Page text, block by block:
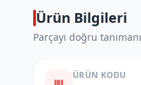
Ürün Bilgileri
Parçayı doğru
ÜRÜN KODU